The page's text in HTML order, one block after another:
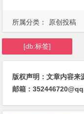
所属分类： 原创投稿
[db:标签]
版权声明：文章内容来
邮箱：